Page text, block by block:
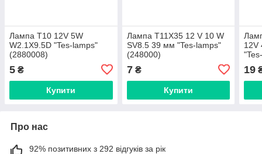
Лампа T10 12V 5W
W2.1X9.5D "Tes-lamps"
(2880008)
5 ₴
Купити
Лампа T11X35 12 V 10 W
SV8.5 39 мм "Tes-lamps"
(248000)
7₴
Купити
12V
19
Про нас
92% позитивних з 292 відгуків за рік